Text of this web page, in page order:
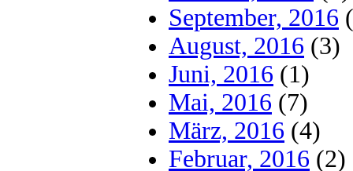
September, 2016
August, 2016 (3)
Juni, 2016 (1)
Mai, 2016 (7)
März, 2016 (4)
Februar, 2016 (2)